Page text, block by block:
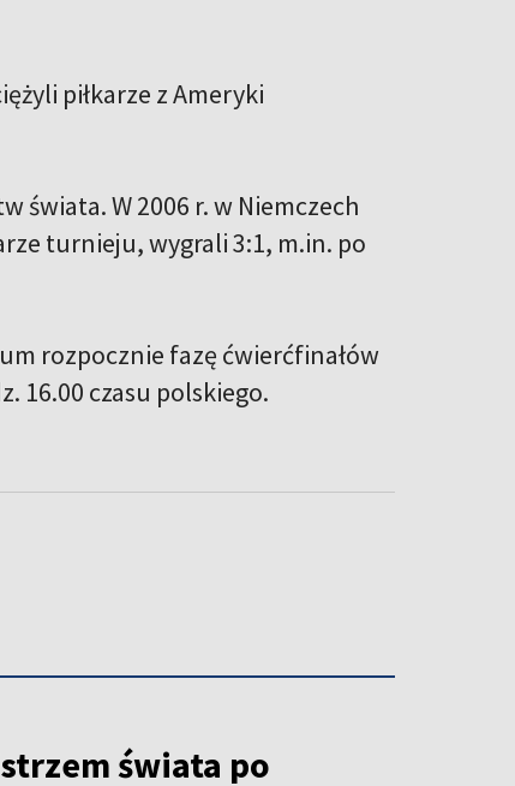
piłkarze z Ameryki
świata. W 2006 r. w Niemczech
turnieju, wygrali 3:1, m.in. po
rozpocznie fazę ćwierćfinałów
16.00 czasu polskiego.
świata po